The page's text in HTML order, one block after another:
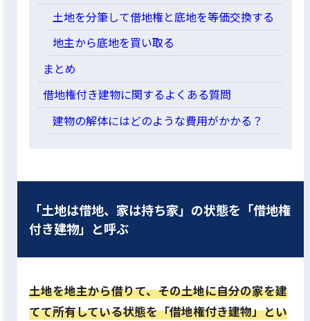
土地を分筆して借地権と底地を等価交換する
地主から底地を買い取る
まとめ
借地権付き建物に関するよくある質問
建物の解体にはどのような費用がかかる？
「土地は借地、家は持ち家」の状態を「借地権
付き建物」と呼ぶ
土地を地主から借りて、その土地に自分の家を建
てて所有している状態を「借地権付き建物」とい